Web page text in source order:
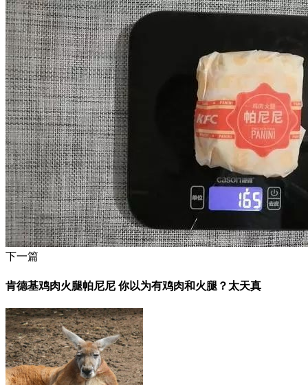
下一篇
肯德基鸡肉火腿帕尼尼 你以为有鸡肉和火腿？太天真